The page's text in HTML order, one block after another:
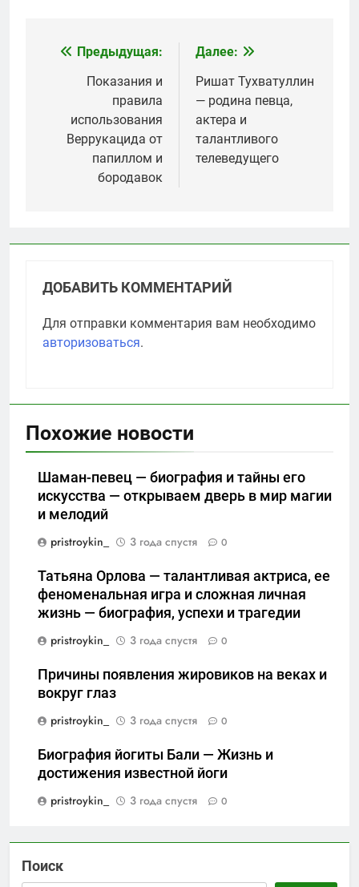
Навигация
записям
Предыдущая:
Показания и
правила
использования
Веррукацида от
папиллом и
бородавок
Далее:
Ришат Тухватуллин
— родина певца,
актера и
талантливого
телеведущего
ДОБАВИТЬ КОММЕНТАРИЙ
Для отправки комментария вам необходимо
авторизоваться.
Похожие новости
Шаман-певец — биография и тайны его
искусства — открываем дверь в мир магии
и мелодий
pristroykin_
3 года спустя 0
Татьяна Орлова — талантливая актриса, ее
феноменальная игра и сложная личная
жизнь — биография, успехи и трагедии
pristroykin_
3 года спустя 0
Причины появления жировиков на веках и
вокруг глаз
pristroykin_
3 года спустя 0
Биография йогиты Бали — Жизнь и
достижения известной йоги
pristroykin_
3 года спустя 0
Поиск